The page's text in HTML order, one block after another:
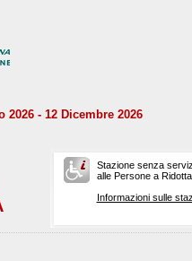
2026 - 12 Dicembre 2026
Stazione senza
alle Persone a
Informazioni sulle